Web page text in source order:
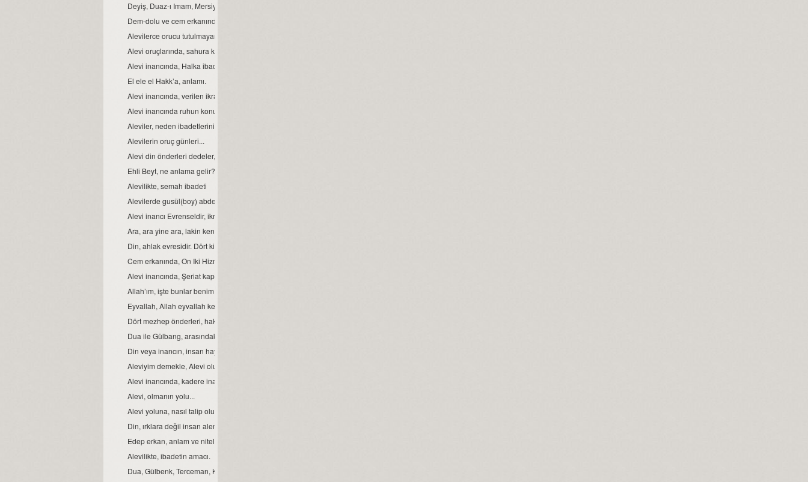
Deyiş, Duaz-ı Imam, Mersiye, Ağıt, gibi nefeslerin Alevi inancındaki yeri nedir?
Dem-dolu ve cem erkanında, dağıtılan suyun manası...
Alevilerce orucu tutulmayan Ramazan’ın bayramını kutlamaları, gerçeği yansıtmıyor.
Alevi oruçlarında, sahura kalmak yoktur ve matem ayında dikkat edilmesi gereken hususlar.
Alevi inancında, Halka ibadeti ve semahın konumnu...
El ele el Hakk’a, anlamı.
Alevi inancında, verilen ikrarın manası.
Alevi inancında ruhun konumu, anlam ve önemi…
Aleviler, neden ibadetlerini camide yapmazlar?
Alevilerin oruç günleri...
Alevi din önderleri dedeler, kimin soyundan gelirler?
Ehli Beyt, ne anlama gelir?
Alevilikte, semah ibadeti
Alevilerde gusül(boy) abdesti, haremlik ve selamlık.
Alevi inancı Evrenseldir, ikrar verenler de Evrensel düşünmelidir.
Ara, ara yine ara, lakin kendinde ara...
Din, ahlak evresidir. Dört kitap ise, ahlakın evrelerdir.
Cem erkanında, On Iki Hizmetten biri de semahtır...
Alevi inancında, Şeriat kapısı.
Allah’ım, işte bunlar benim Ehli Beyt’imdir...
Eyvallah, Allah eyvallah kelime anlamları.
Dört mezhep önderleri, hakkında.
Dua ile Gülbang, arasındaki fark.
Din veya inancın, insan hayatındaki yeri ve önemi.
Aleviyim demekle, Alevi olunmaz.
Alevi inancında, kadere inanmak veya kadercilik var mıdır?
Alevi, olmanın yolu...
Alevi yoluna, nasıl talip olunur?
Din, ırklara değil insan alemine inmiştir.
Edep erkan, anlam ve nitelikleri.
Alevilikte, ibadetin amacı.
Dua, Gülbenk, Terceman, Kelime-i Tevhid ve Salavat manaları...